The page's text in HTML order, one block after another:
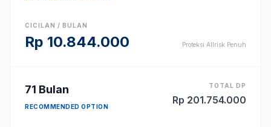
CICILAN / BULAN
Rp 10.844.000 Proteksi Allrisk Penuh
71 Bulan
RECOMMENDED OPTION
TOTAL DP
Rp 201.754.000